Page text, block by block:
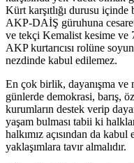
Kürt karşıtlığı durusu içinde
AKP-DAİŞ güruhuna
ve tekçi Kemalist kesime ve 7
AKP kurtarıcısı rolüne
nezdinde kabul edilemez.
En çok birlik, dayanışma ve
günlerde demokrasi, barış,
kurumların destek verip
yaşam bulması tabii ki
halkımız açısından da
yaklaşımlara tavır almalıdır.